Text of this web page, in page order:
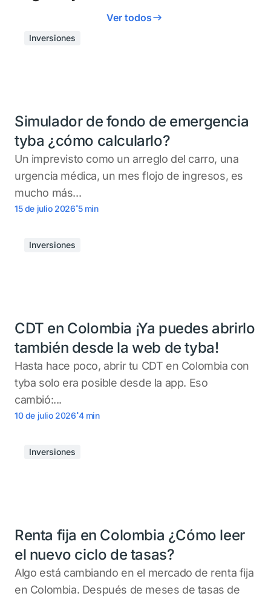
Ver todos
Inversiones
Simulador de fondo de emergencia
tyba ¿cómo calcularlo?
Un imprevisto como un arreglo del carro, una
urgencia médica, un mes flojo de ingresos, es
mucho más...
15 de julio 2026.5 min
Inversiones
CDT en Colombia ¡Ya puedes abrirlo
también desde la web de tyba!
Hasta hace poco, abrir tu CDT en Colombia con
tyba solo era posible desde la app. Eso
cambió:...
10 de julio 2026.4 min
Inversiones
Renta fija en Colombia ¿Cómo leer
el nuevo ciclo de tasas?
Algo está cambiando en el mercado de renta fija
en Colombia. Después de meses de tasas de